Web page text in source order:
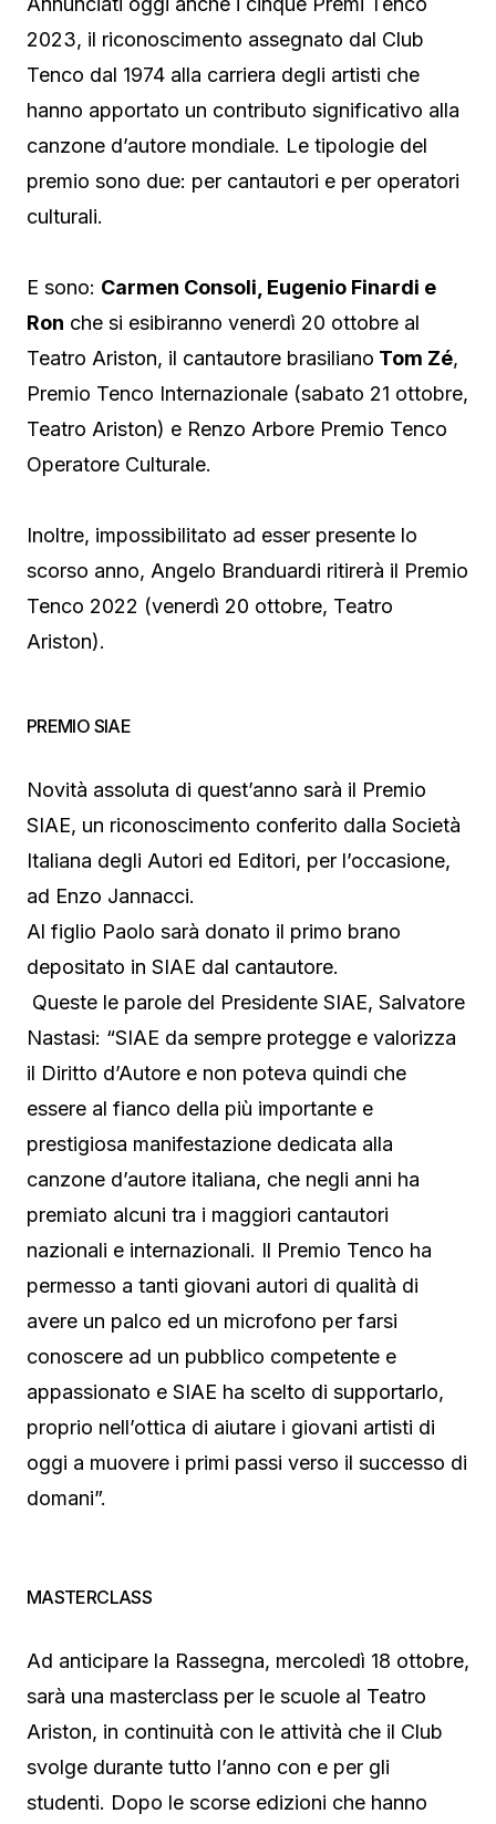
2023, il riconoscimento assegnato dal Club
Tenco dal 1974 alla carriera degli artisti che
hanno apportato un contributo significativo alla
canzone d’autore mondiale. Le tipologie del
premio sono due: per cantautori e per operatori
culturali.
E sono: Carmen Consoli, Eugenio Finardi e
Ron che si esibiranno venerdì 20 ottobre al
Teatro Ariston, il cantautore brasiliano Tom Zé,
Premio Tenco Internazionale (sabato 21 ottobre,
Teatro Ariston) e Renzo Arbore Premio Tenco
Operatore Culturale.
Inoltre, impossibilitato ad esser presente lo
scorso anno, Angelo Branduardi ritirerà il Premio
Tenco 2022 (venerdì 20 ottobre, Teatro
Ariston).
PREMIO SIAE
Novità assoluta di quest’anno sarà il Premio
SIAE, un riconoscimento conferito dalla Società
Italiana degli Autori ed Editori, per l’occasione,
ad Enzo Jannacci.
Al figlio Paolo sarà donato il primo brano
depositato in SIAE dal cantautore.
Queste le parole del Presidente SIAE, Salvatore
Nastasi: “SIAE da sempre protegge e valorizza
il Diritto d’Autore e non poteva quindi che
essere al fianco della più importante e
prestigiosa manifestazione dedicata alla
canzone d’autore italiana, che negli anni ha
premiato alcuni tra i maggiori cantautori
nazionali e internazionali. Il Premio Tenco ha
permesso a tanti giovani autori di qualità di
avere un palco ed un microfono per farsi
conoscere ad un pubblico competente e
appassionato e SIAE ha scelto di supportarlo,
proprio nell’ottica di aiutare i giovani artisti di
oggi a muovere i primi passi verso il successo di
domani”.
MASTERCLASS
Ad anticipare la Rassegna, mercoledì 18 ottobre,
sarà una masterclass per le scuole al Teatro
Ariston, in continuità con le attività che il Club
svolge durante tutto l’anno con e per gli
studenti. Dopo le scorse edizioni che hanno